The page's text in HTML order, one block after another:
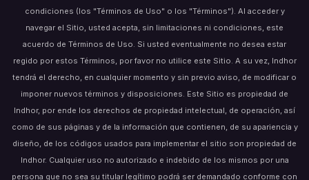
condiciones (los "Términos de Uso" o los "Términos"). Al acceder y
navegar el Sitio, usted acepta, sin limitaciones ni condiciones, este
acuerdo de Términos de Uso. Si usted eventualmente no desea estar
regido por estos Términos, por favor no utilice este Sitio. A su vez, Indhor
tendrá el derecho, en cualquier momento y sin previo aviso, de modificar o
imponer nuevos términos y disposiciones. Este Sitio es propiedad de
Indhor, por ende los derechos de propiedad intelectual, de operación, así
como de sus páginas y de la información que contienen, de su apariencia y
diseño, de los códigos usados para implementar el sitio son propiedad de
Indhor. Cualquier uso no autorizado e indebido de los mismos por una
persona que no sea su titular legítimo podrá ser demandado conforme con